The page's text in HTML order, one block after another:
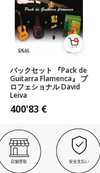
パックセット 『Pack de
Guitarra Flamenca』 プ
ロフェショナル David
Leiva
400'83 €
店舗受取 安全支払い